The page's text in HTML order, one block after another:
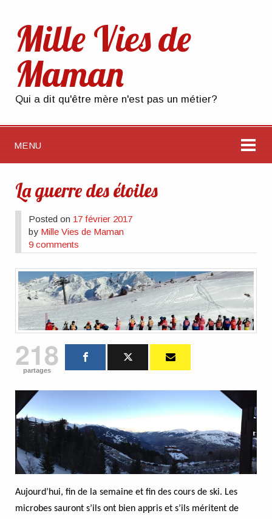
Mille Vies de
Maman
Qui a dit qu'être mère n'est pas un métier?
MENU
La guerre des étoiles
Posted on 17 février 2017
by Mille Vies de Maman
9 comments
218
partages
Aujourd’hui, fin de la semaine et fin des cours de ski. Les
microbes sauront s’ils ont bien appris et s’ils méritent de